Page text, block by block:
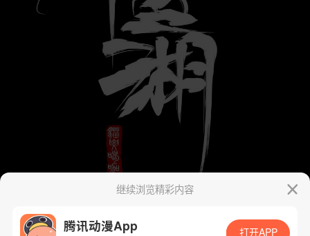
继续浏览精彩内容
腾讯动漫App 打开APP